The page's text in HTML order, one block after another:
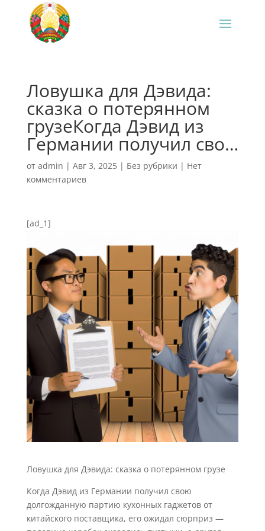
Ловушка для Дэвида:
сказка о потерянном
грузеКогда Дэвид из
Германии получил сво…
от admin | Авг 3, 2025| Без рубрики | Нет
комментариев
[ad_1]
Ловушка для Дэвида: сказка о потерянном грузе
Когда Дэвид из Германии получил свою
долгожданную партию кухонных гаджетов от
китайского поставщика, его ожидал сюрприз —